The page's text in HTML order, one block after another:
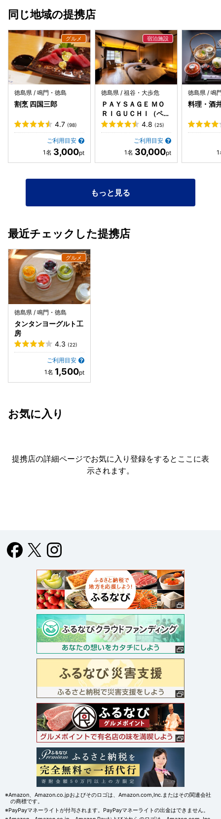
厚トロッと、強めの酸味が特徴でした。 これにシロップを合
ーグルトがメインの方はお持ち帰りでも良いかと思います。
同じ地域の提携店
徳島県 / 鳴門・徳島
割烹 四国三郎
4.7 (98)
ご利用目安
3,000
徳島県 / 祖谷・大歩危
ＰＡＹＳＡＧＥ ＭＯ
ＲＩＧＵＣＨＩ（ペイ
サージュモリグチ）
4.8 (25)
ご利用目安
30,000
徳島県 / 鳴
料理・酒
もっと見る
最近チェックした提携店
徳島県 / 鳴門・徳島
タンタンヨーグルト工
房
4.3 (22)
ご利用目安
1,500
お気に入り
提携店の詳細ページでお気に入り登録をすると ここに表
示されます。
※Amazon、Amazon.co.jpおよびそのロゴは、Amazon.com,Inc.またはその関連会社
の商標です。
※PayPayマネーライトが付与されます。PayPayマネーライトの出金はできません。